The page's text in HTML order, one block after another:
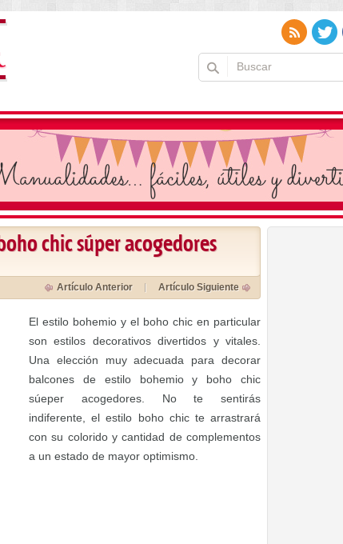
chic súper acogedores
Artículo Anterior Artículo Siguiente
El estilo bohemio y el boho chic en particular
son estilos decorativos divertidos y vitales.
Una elección muy adecuada para decorar
balcones de estilo bohemio y boho chic
súeper acogedores. No te sentirás
indiferente, el estilo boho chic te arrastrará
con su colorido y cantidad de complementos
a un estado de mayor optimismo.